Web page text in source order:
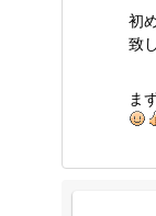
初
致
ま